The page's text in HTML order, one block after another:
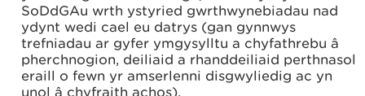
SoDdGAu wrth ystyried gwrthwynebiadau nad
ydynt wedi cael eu datrys (gan gynnwys
trefniadau ar gyfer ymgysylltu a chyfathrebu â
pherchnogion, deiliaid a rhanddeiliaid perthnasol
eraill o fewn yr amserlenni disgwyliedig ac yn
unol â chyfraith achos).